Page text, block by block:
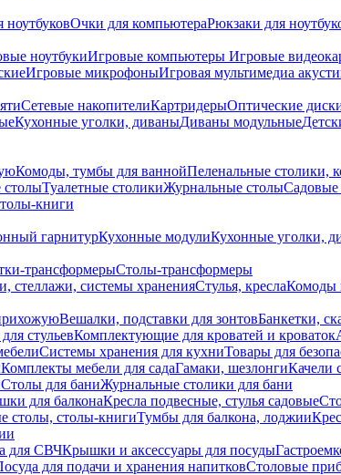
ноутбуковОчки для компьютераРюкзаки для
ноутбукиИгровые компьютеры Игровые
Игровые микрофоныИгровая мультимедиа
Сетевые накопителиКартридерыОптические
Кухонные уголки, диваныДиваны модульные
Комоды, тумбы для ваннойПеленальные столики,
столыТуалетные столикиЖурнальные столыСадовые
книги
гарнитурКухонные модулиКухонные уголки,
трансформерыСтолы-трансформеры
стеллажи, системы храненияСтулья, креслаКомоды
Вешалки, подставки для зонтовБанкетки,
стульевКомплектующие для кроватей и кроваток
Системы хранения для кухниТовары для
Комплекты мебели для садаГамаки, шезлонгиКачели
Столы для баниЖурнальные столики для бани
для балконаКресла подвесные, стулья садовые
столы, столы-книгиТумбы для балкона, лоджии
для СВЧКрышки и аксессуары для посуды
для подачи и хранения напитковСтоловые